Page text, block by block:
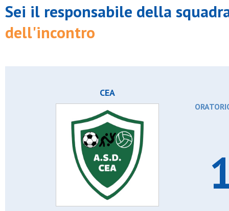
Sei il responsabile della
dell'incontro
CEA